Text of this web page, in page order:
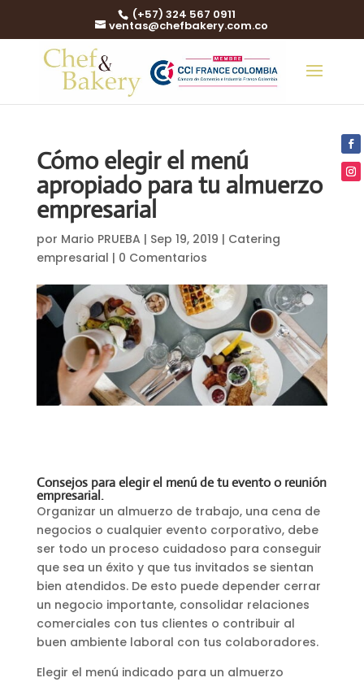
(+57) 324 567 0911
ventas@chefbakery.com.co
Cómo elegir el menú
apropiado para tu almuerzo
empresarial
por Mario PRUEBA | Sep 19, 2019 | Catering
empresarial | 0 Comentarios
Consejos para elegir el menú de tu evento o reunión
empresarial.
Organizar un almuerzo de trabajo, una cena de
negocios o cualquier evento corporativo, debe
ser todo un proceso cuidadoso para conseguir
que sea un éxito y que tus invitados se sientan
bien atendidos. De esto puede depender cerrar
un negocio importante, consolidar relaciones
comerciales con tus clientes o contribuir al
buen ambiente laboral con tus colaboradores.
Elegir el menú indicado para un almuerzo